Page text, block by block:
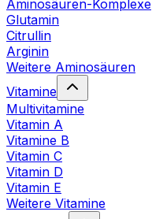
Aminosäuren-Komplexe
Glutamin
Citrullin
Arginin
Weitere Aminosäuren
Vitamine
Multivitamine
Vitamin A
Vitamine B
Vitamin C
Vitamin D
Vitamin E
Weitere Vitamine